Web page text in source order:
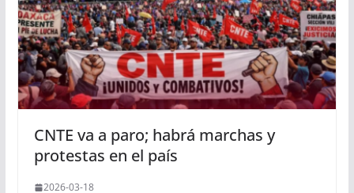
CNTE va a paro; habrá marchas y
protestas en el país
2026-03-18